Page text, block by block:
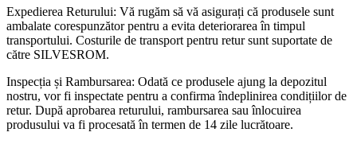
Expedierea Returului: Vă rugăm să vă asigurați că produsele sunt
ambalate corespunzător pentru a evita deteriorarea în timpul
transportului. Costurile de transport pentru retur sunt suportate de
către SILVESROM.
Inspecția și Rambursarea: Odată ce produsele ajung la depozitul
nostru, vor fi inspectate pentru a confirma îndeplinirea condițiilor de
retur. După aprobarea returului, rambursarea sau înlocuirea
produsului va fi procesată în termen de 14 zile lucrătoare.